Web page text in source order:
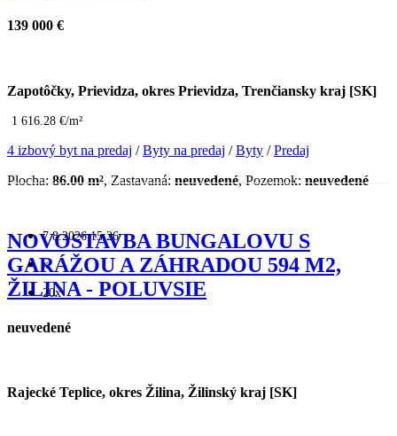
139 000 €
Zapotôčky, Prievidza, okres Prievidza, Trenčiansky kraj [SK]
1 616.28 €/m²
4 izbový byt na predaj /Byty na predaj /Byty /Predaj
Plocha: 86.00 m², Zastavaná: neuvedené, Pozemok: neuvedené
7.8.2026 15:26
x
20x
NOVOSTAVBA BUNGALOVU S
GARÁŽOU A ZÁHRADOU 594 M2,
ŽILINA - POLUVSIE
neuvedené
Rajecké Teplice, okres Žilina, Žilinský kraj [SK]